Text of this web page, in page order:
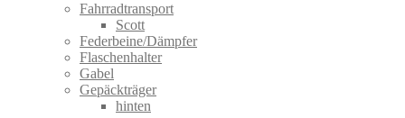
Fahrradtransport
Scott
Federbeine/Dämpfer
Flaschenhalter
Gabel
Gepäckträger
hinten